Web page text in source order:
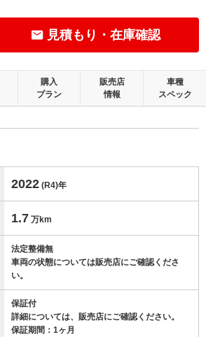
見積もり・在庫確認
購入
プラン
販売店
情報
車種
スペック
2022 (R4)年
1.7 万km
法定整備無
車両の状態については販売店にご確認くださ
い。
保証付
詳細については、販売店にご確認ください。
保証期間：1ヶ月